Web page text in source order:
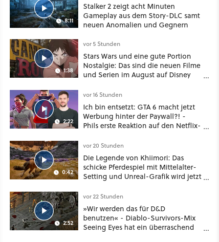
8:11
Stalker 2 zeigt acht Minuten
Gameplay aus dem Story-DLC samt
neuen Anomalien und Gegnern
1:38
vor 5 Stunden
Stars Wars und eine gute Portion
Nostalgie: Das sind die neuen Filme
und Serien im August auf Disney
2:22
vor 16 Stunden
Ich bin entsetzt: GTA 6 macht jetzt
Werbung hinter der Paywall?! -
Phils erste Reaktion auf den Netflix-
0:42
vor 20 Stunden
Die Legende von Khiimori: Das
schicke Pferdespiel mit Mittelalter-
Setting und Unreal-Grafik wird jetzt
2:52
vor 22 Stunden
»Wir werden das für D&D
benutzen« - Diablo-Survivors-Mix
Seeing Eyes hat ein überraschend